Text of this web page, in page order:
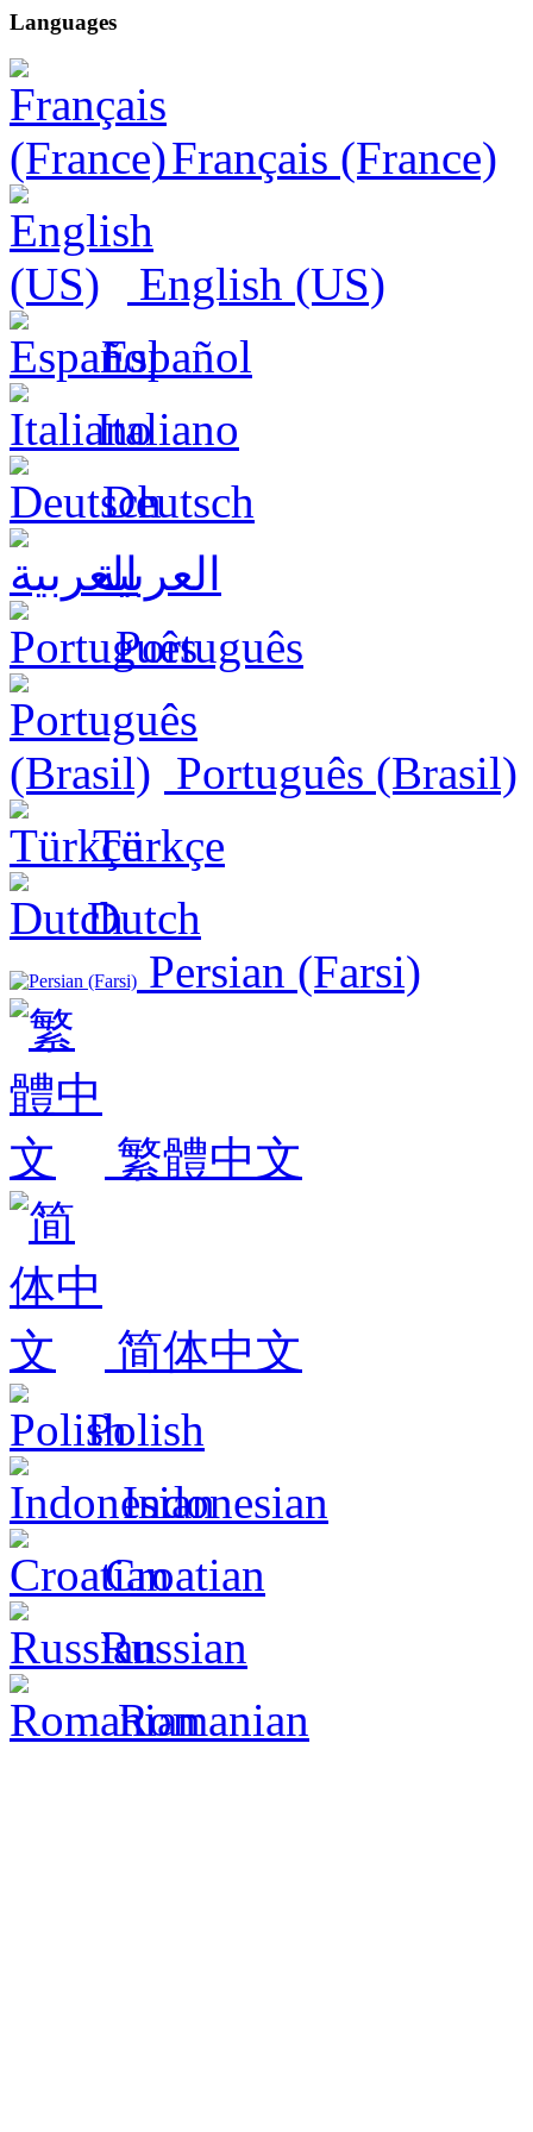
Languages
Français (France)
English (US)
Español
Italiano
Deutsch
العربية
Português
Português (Brasil)
Türkçe
Dutch
Persian (Farsi)
繁體中文
简体中文
Polish
Indonesian
Croatian
Russian
Romanian